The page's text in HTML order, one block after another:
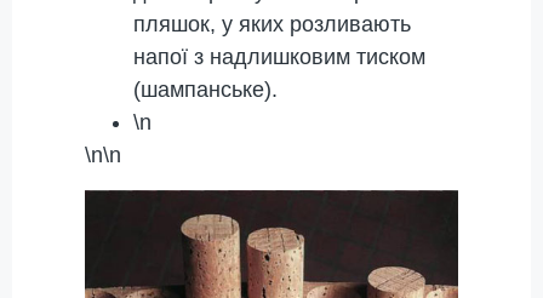
пляшок, у яких розливають
напої з надлишковим тиском
(шампанське).
\n
\n\n